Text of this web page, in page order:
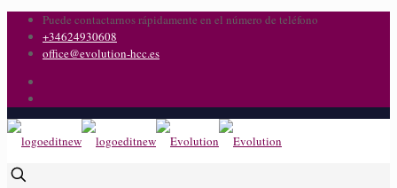
Puede contactarnos rápidamente en el número de teléfono
+34624930608
office@evolution-hcc.es